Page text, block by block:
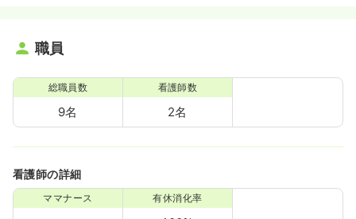
職員
総職員数
9名
看護師数
2名
看護師の詳細
ママナース 有休消化率